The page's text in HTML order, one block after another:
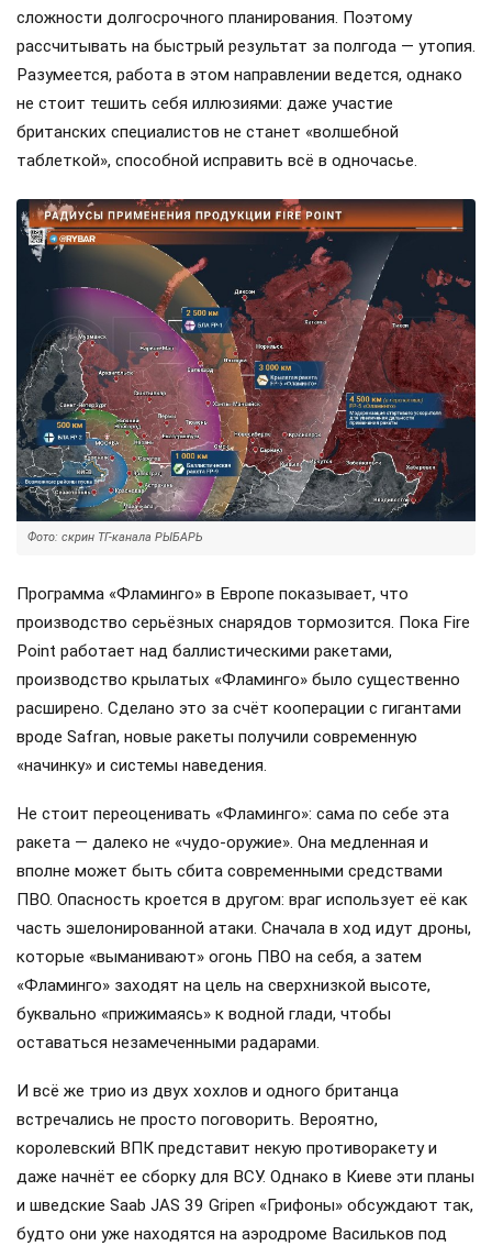
сложности долгосрочного планирования. Поэтому
рассчитывать на быстрый результат за полгода — утопия.
Разумеется, работа в этом направлении ведется, однако
не стоит тешить себя иллюзиями: даже участие
британских специалистов не станет «волшебной
таблеткой», способной исправить всё в одночасье.
Фото: скрин ТГ-канала РЫБАРЬ
Программа «Фламинго» в Европе показывает, что
производство серьёзных снарядов тормозится. Пока Fire
Point работает над баллистическими ракетами,
производство крылатых «Фламинго» было существенно
расширено. Сделано это за счёт кооперации с гигантами
вроде Safran, новые ракеты получили современную
«начинку» и системы наведения.
Не стоит переоценивать «Фламинго»: сама по себе эта
ракета — далеко не «чудо-оружие». Она медленная и
вполне может быть сбита современными средствами
ПВО. Опасность кроется в другом: враг использует её как
часть эшелонированной атаки. Сначала в ход идут дроны,
которые «выманивают» огонь ПВО на себя, а затем
«Фламинго» заходят на цель на сверхнизкой высоте,
буквально «прижимаясь» к водной глади, чтобы
оставаться незамеченными радарами.
И всё же трио из двух хохлов и одного британца
встречались не просто поговорить. Вероятно,
королевский ВПК представит некую противоракету и
даже начнёт ее сборку для ВСУ. Однако в Киеве эти планы
и шведские Saab JAS 39 Gripen «Грифоны» обсуждают так,
будто они уже находятся на аэродроме Васильков под